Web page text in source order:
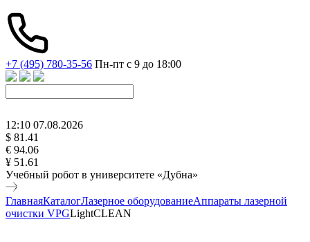
+7 (495) 780-35-56 Пн-пт с 9 до 18:00
12:10 07.08.2026
$ 81.41
€ 94.06
¥ 51.61
Учебный робот в университете «Дубна»
ГлавнаяКаталогЛазерное оборудованиеАппараты лазерной
очистки VPGLightCLEAN